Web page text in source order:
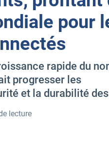
pour
rapide du
progresser les
et la durabilité
lecture